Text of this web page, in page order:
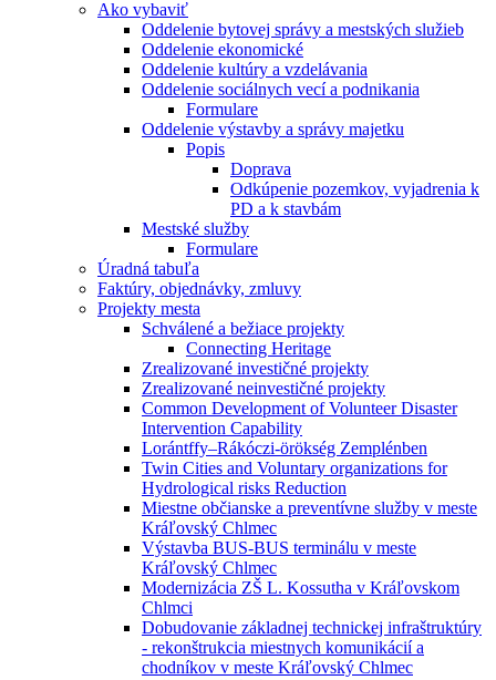
Ako vybaviť
Oddelenie bytovej správy a mestských služieb
Oddelenie ekonomické
Oddelenie kultúry a vzdelávania
Oddelenie sociálnych vecí a podnikania
Formulare
Oddelenie výstavby a správy majetku
Popis
Doprava
Odkúpenie pozemkov, vyjadrenia k
PD a k stavbám
Mestské služby
Formulare
Úradná tabuľa
Faktúry, objednávky, zmluvy
Projekty mesta
Schválené a bežiace projekty
Connecting Heritage
Zrealizované investičné projekty
Zrealizované neinvestičné projekty
Common Development of Volunteer Disaster
Intervention Capability
Lorántffy–Rákóczi-örökség Zemplénben
Twin Cities and Voluntary organizations for
Hydrological risks Reduction
Miestne občianske a preventívne služby v meste
Kráľovský Chlmec
Výstavba BUS-BUS terminálu v meste
Kráľovský Chlmec
Modernizácia ZŠ L. Kossutha v Kráľovskom
Chlmci
Dobudovanie základnej technickej infraštruktúry
- rekonštrukcia miestnych komunikácií a
chodníkov v meste Kráľovský Chlmec